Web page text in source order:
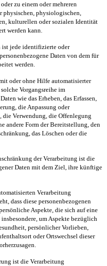
zu einem oder mehreren
physischen, physiologischen,
kulturellen oder sozialen Identität
werden kann.
ist jede identifizierte oder
Daten von dem für
werden.
oder ohne Hilfe automatisierter
Vorgangsreihe im
wie das Erheben, das Erfassen,
die Anpassung oder
die Verwendung, die Offenlegung
andere Form der Bereitstellung, den
das Löschen oder die
der Verarbeitung ist die
Daten mit dem Ziel, ihre künftige
Verarbeitung
dass diese personenbezogenen
Aspekte, die sich auf eine
um Aspekte bezüglich
persönlicher Vorlieben,
oder Ortswechsel dieser
ist die Verarbeitung